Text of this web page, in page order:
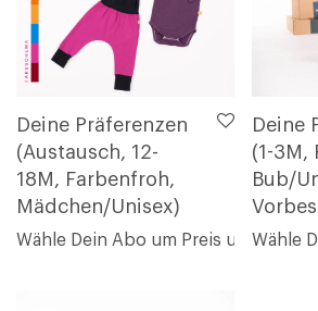
Deine Präferenzen
(Austausch, 12-
18M, Farbenfroh,
Mädchen/Unisex)
Wähle Dein Abo um Preis und
Deine
(1-3M,
Bub/
Wähle